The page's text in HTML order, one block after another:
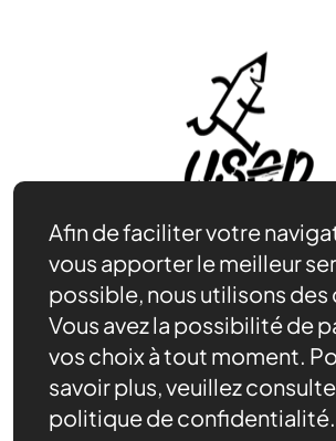
Rejoindre l’USEP
Nos ressources
Notre rôle
Actualités
Afin de faciliter votre
vous apporter le meilleur
possible, nous utilisons
Vous avez la possibilité de
vos choix à tout moment.
savoir plus, veuillez
politique de confidentialité.